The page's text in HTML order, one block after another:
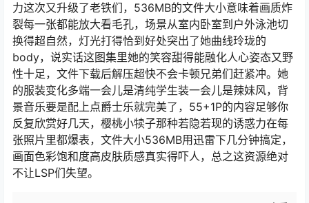
力这次又升级了老铁们，536MB的文件大小意味着画质炸
裂每一张都能放大看毛孔，场景从室内卧室到户外泳池切
换得超自然，灯光打得恰到好处突出了她曲线玲珑的
body，说实话这图集里她的笑容甜得能融化人心姿态又野
性十足，文件下载后解压超快不会卡顿兄弟们赶紧冲。她
的服装变化多端一会儿是清纯学生装一会儿是辣妹风，背
景音乐要是配上点爵士乐就完美了，55+1P的内容足够你
反复欣赏好几天，樱桃小犊子那种若隐若现的诱惑力在每
张照片里都爆表，文件大小536MB用迅雷下几分钟搞定，
画面色彩饱和度高皮肤质感真实得吓人，总之这资源绝对
不让LSP们失望。